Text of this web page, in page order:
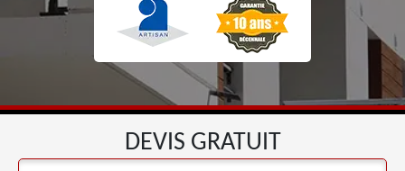
DEVIS GRATUIT